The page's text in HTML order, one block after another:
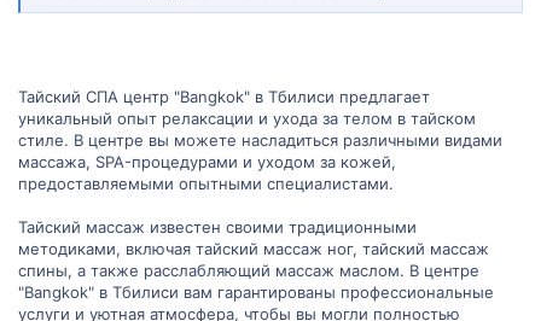
Тайский СПА центр "Bangkok" в Тбилиси предлагает
уникальный опыт релаксации и ухода за телом в тайском
стиле. В центре вы можете насладиться различными видами
массажа, SPA-процедурами и уходом за кожей,
предоставляемыми опытными специалистами.
Тайский массаж известен своими традиционными
методиками, включая тайский массаж ног, тайский массаж
спины, а также расслабляющий массаж маслом. В центре
"Bangkok" в Тбилиси вам гарантированы профессиональные
услуги и уютная атмосфера, чтобы вы могли полностью